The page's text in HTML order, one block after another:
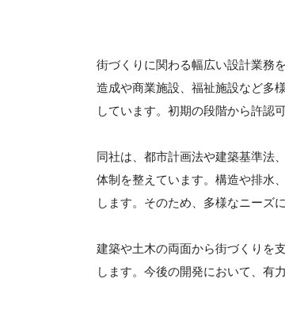
街づくりに関わる幅広い設計業務
造成や商業施設、福祉施設など多
しています。初期の段階から許認
同社は、都市計画法や建築基準法
体制を整えています。構造や排水
します。そのため、多様なニーズ
建築や土木の両面から街づくりを
します。今後の開発において、有